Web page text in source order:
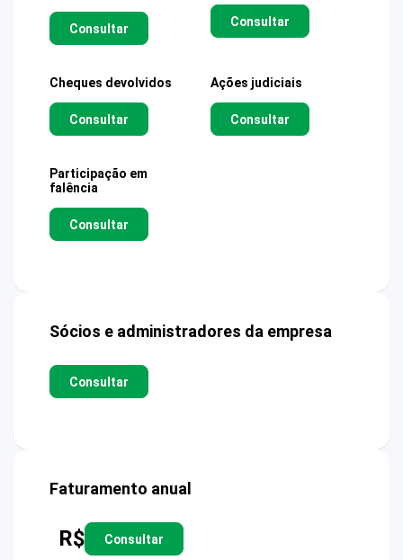
Consultar Consultar
Cheques devolvidos
Consultar
Ações judiciais
Consultar
Participação em
falência
Consultar
Sócios e administradores da empresa
Consultar
Faturamento anual
R$ Consultar